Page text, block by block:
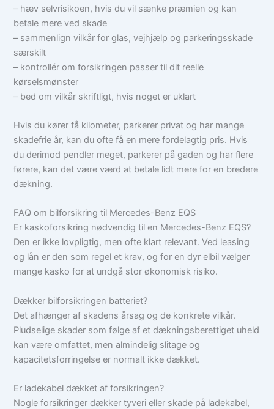
– hæv selvrisikoen, hvis du vil sænke præmien og kan
betale mere ved skade
– sammenlign vilkår for glas, vejhjælp og parkeringsskade
særskilt
– kontrollér om forsikringen passer til dit reelle
kørselsmønster
– bed om vilkår skriftligt, hvis noget er uklart
Hvis du kører få kilometer, parkerer privat og har mange
skadefrie år, kan du ofte få en mere fordelagtig pris. Hvis
du derimod pendler meget, parkerer på gaden og har flere
førere, kan det være værd at betale lidt mere for en bredere
dækning.
FAQ om bilforsikring til Mercedes-Benz EQS
Er kaskoforsikring nødvendig til en Mercedes-Benz EQS?
Den er ikke lovpligtig, men ofte klart relevant. Ved leasing
og lån er den som regel et krav, og for en dyr elbil vælger
mange kasko for at undgå stor økonomisk risiko.
Dækker bilforsikringen batteriet?
Det afhænger af skadens årsag og de konkrete vilkår.
Pludselige skader som følge af et dækningsberettiget uheld
kan være omfattet, men almindelig slitage og
kapacitetsforringelse er normalt ikke dækket.
Er ladekabel dækket af forsikringen?
Nogle forsikringer dækker tyveri eller skade på ladekabel,